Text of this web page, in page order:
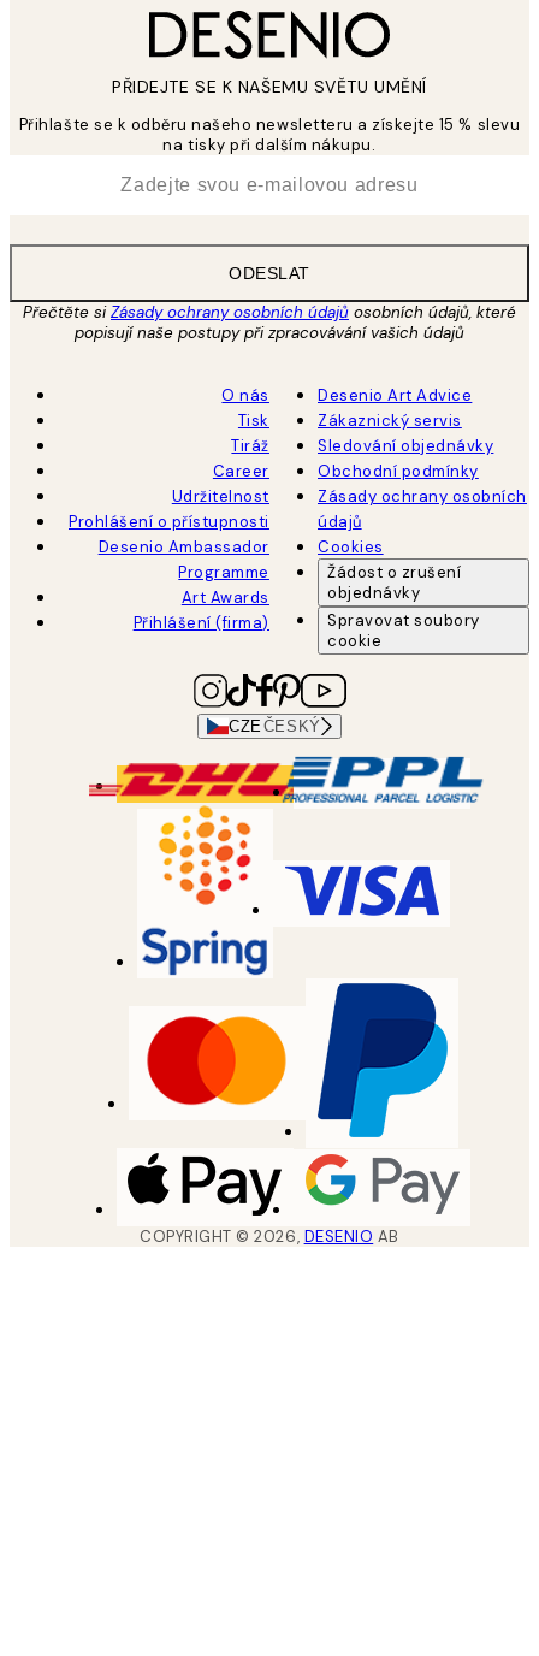
PŘIDEJTE SE K NAŠEMU SVĚTU UMĚNÍ
Přihlašte se k odběru našeho newsletteru a získejte 15 % slevu
na tisky při dalším nákupu.
ODESLAT
Přečtěte siZásady ochrany osobních údajů osobních údajů, které
popisují naše postupy při zpracovávání vašich údajů
O nás
Tisk
Tiráž
Career
Udržitelnost
Prohlášení o přístupnosti
Desenio Ambassador
Programme
Art Awards
Přihlášení (firma)
Desenio Art Advice
Zákaznický servis
Sledování objednávky
Obchodní podmínky
Zásady ochrany osobních
údajů
Cookies
Žádost o zrušení
objednávky
Spravovat soubory
cookie
CZE ČESKÝ
COPYRIGHT ©2026, DESENIO AB